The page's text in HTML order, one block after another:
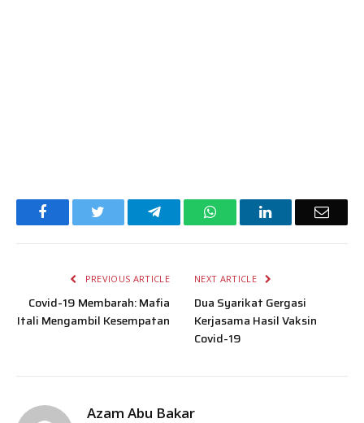
Facebook TelegramWhatsAppLinkedIn Email
PREVIOUS ARTICLE
Covid-19 Membarah: Mafia
Itali Mengambil Kesempatan
NEXT ARTICLE
Dua Syarikat Gergasi
Kerjasama Hasil Vaksin
Covid-19
Azam Abu Bakar